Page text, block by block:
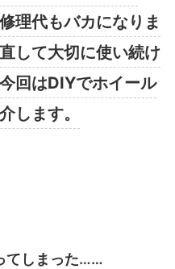
理代もバカになりま
して大切に使い続け
回はDIYでホイール
します。
てしまった……